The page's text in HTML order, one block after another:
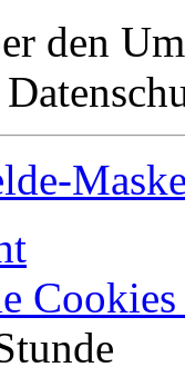
den
Cookies